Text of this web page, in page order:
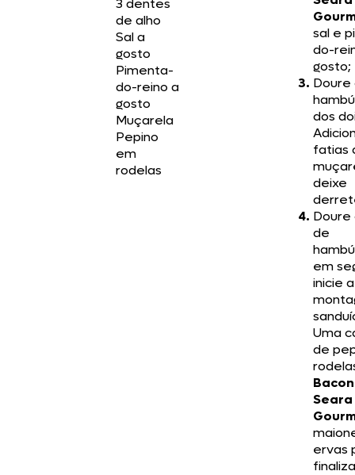
3 dentes
de alho
Sal a
gosto
Pimenta-
do-reino a
gosto
Muçarela
Pepino
em
rodelas
sal e
do-
gosto;
Doure
dos
fatias
deixe
Doure
de
em
inicie a
Uma
de
Seara
ervas